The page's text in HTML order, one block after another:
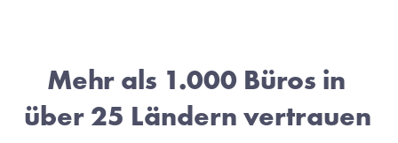
Mehr als 1.000 Büros in
über 25 Ländern vertrauen